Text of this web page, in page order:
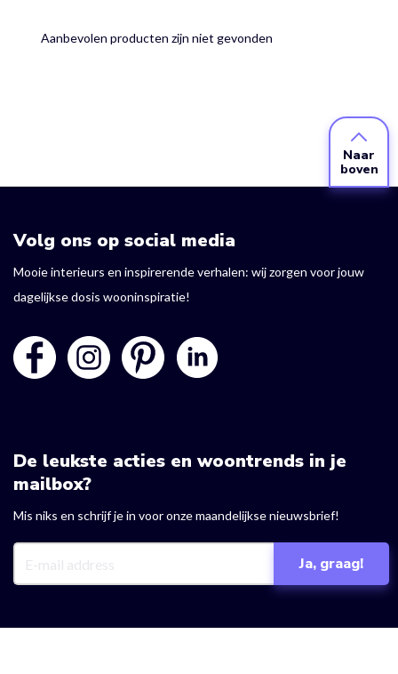
Aanbevolen producten zijn niet gevonden
Naar
boven
Volg ons op social media
Mooie interieurs en inspirerende verhalen: wij zorgen voor jouw
dagelijkse dosis wooninspiratie!
De leukste acties en woontrends in je
mailbox?
Mis niks en schrijf je in voor onze maandelijkse nieuwsbrief!